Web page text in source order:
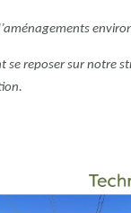
reposer sur